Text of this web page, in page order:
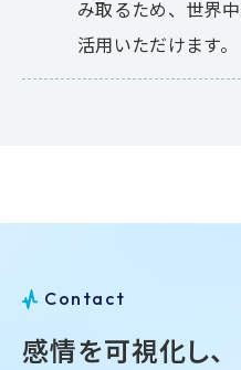
み取るため、世界
活用いただけます。
Con ta ct
感情を可視化し、